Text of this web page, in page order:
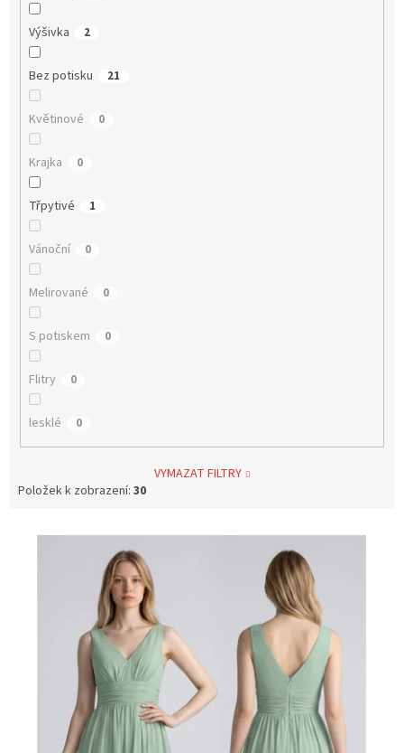
Výšivka 2
Bez potisku 21
Květinové 0
Krajka 0
Třpytivé 1
Vánoční 0
Melirované 0
S potiskem 0
Flitry 0
lesklé 0
VYMAZAT FILTRY
Položek k zobrazení: 30